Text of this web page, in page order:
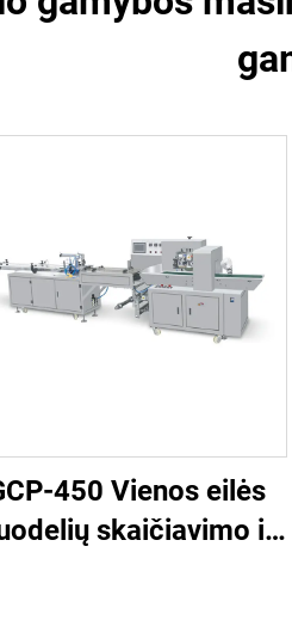
450 Vienos eilės
skaičiavimo ir